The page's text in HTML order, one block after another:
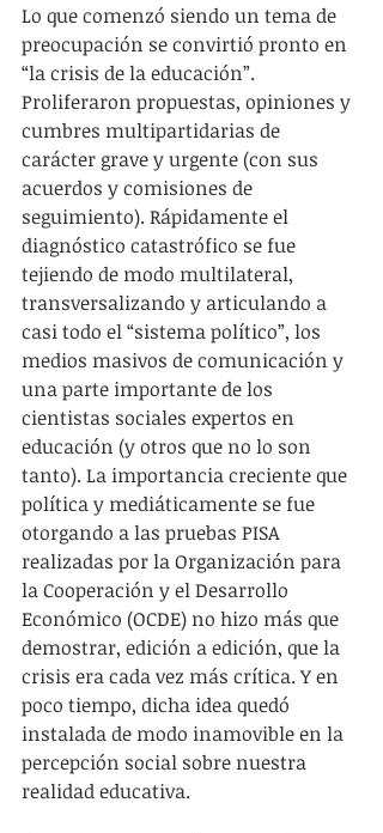
Lo que comenzó siendo un tema de
preocupación se convirtió pronto en
“la crisis de la educación”.
Proliferaron propuestas, opiniones y
cumbres multipartidarias de
carácter grave y urgente (con sus
acuerdos y comisiones de
seguimiento). Rápidamente el
diagnóstico catastrófico se fue
tejiendo de modo multilateral,
transversalizando y articulando a
casi todo el “sistema político”, los
medios masivos de comunicación y
una parte importante de los
cientistas sociales expertos en
educación (y otros que no lo son
tanto). La importancia creciente que
política y mediáticamente se fue
otorgando a las pruebas PISA
realizadas por la Organización para
la Cooperación y el Desarrollo
Económico (OCDE) no hizo más que
demostrar, edición a edición, que la
crisis era cada vez más crítica. Y en
poco tiempo, dicha idea quedó
instalada de modo inamovible en la
percepción social sobre nuestra
realidad educativa.